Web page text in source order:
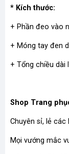
* Kích thước:
+ Phần đeo vào
+ Móng tay đen
+ Tổng chiều dài
Shop Trang
Chuyên sỉ, lẻ
Mọi vướng mắc